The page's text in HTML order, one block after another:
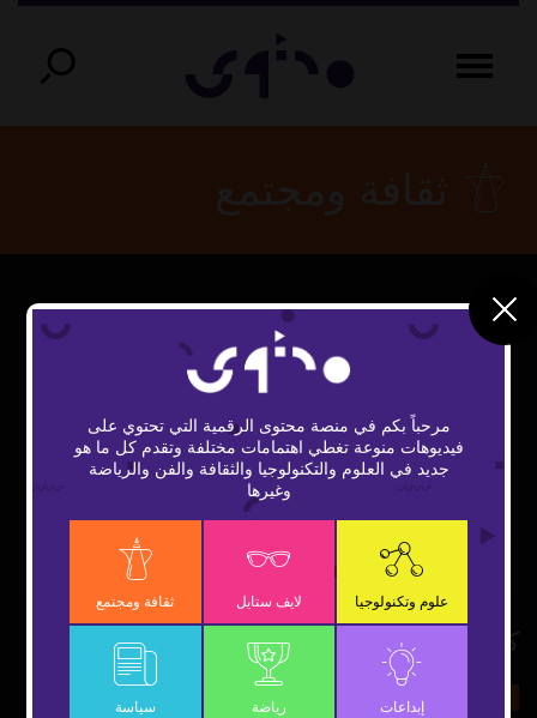
Play
Video
كنز شقة الزمالك
ثقافة ومجتمع
مرحباً بكم في منصة محتوى الرقمية التي تحتوي على
فيديوهات منوعة تغطي اهتمامات مختلفة وتقدم كل ما هو
جديد في العلوم والتكنولوجيا والثقافة والفن والرياضة
وغيرها
علوم وتكنولوجيا لايف ستايل ثقافة ومجتمع
إبداعات رياضة سياسة